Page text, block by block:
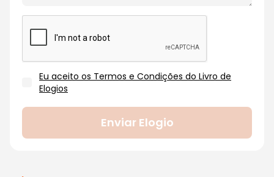
Eu aceito os Termos e Condições do Livro de
Elogios
Enviar Elogio